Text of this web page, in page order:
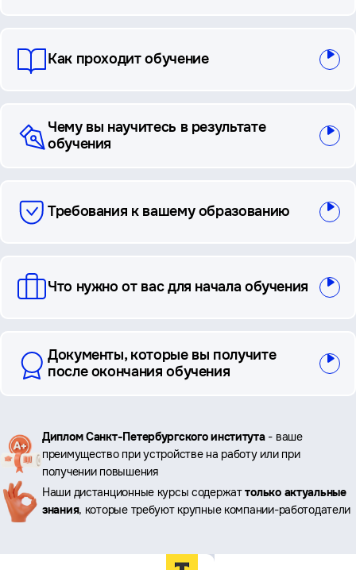
Как проходит обучение
Чему вы научитесь в результате
обучения
Требования к вашему образованию
Что нужно от вас для начала обучения
Документы, которые вы получите
после окончания обучения
Ключевые
преимущества
Диплом Санкт-Петербургского института- ваше
преимущество при устройстве на работу или при
получении повышения
Наши дистанционные курсы содержаттолько актуальные
знания, которые требуют крупные компании-работодатели